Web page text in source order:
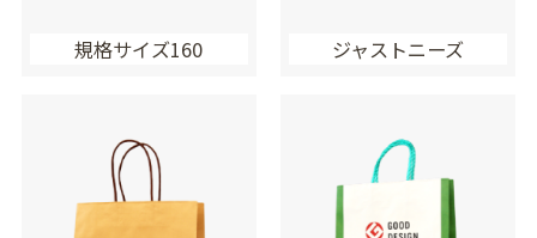
規格サイズ160 ジャストニーズ